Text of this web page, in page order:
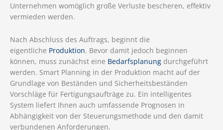
Unternehmen womöglich große Verluste bescheren, effektiv
vermieden werden.
Nach Abschluss des Auftrags, beginnt die
eigentliche Produktion. Bevor damit jedoch beginnen
können, muss zunächst eine Bedarfsplanung durchgeführt
werden. Smart Planning in der Produktion macht auf der
Grundlage von Beständen und Sicherheitsbeständen
Vorschläge für Fertigungsaufträge zu. Ein intelligentes
System liefert Ihnen auch umfassende Prognosen in
Abhängigkeit von der Steuerungsmethode und den damit
verbundenen Anforderungen.